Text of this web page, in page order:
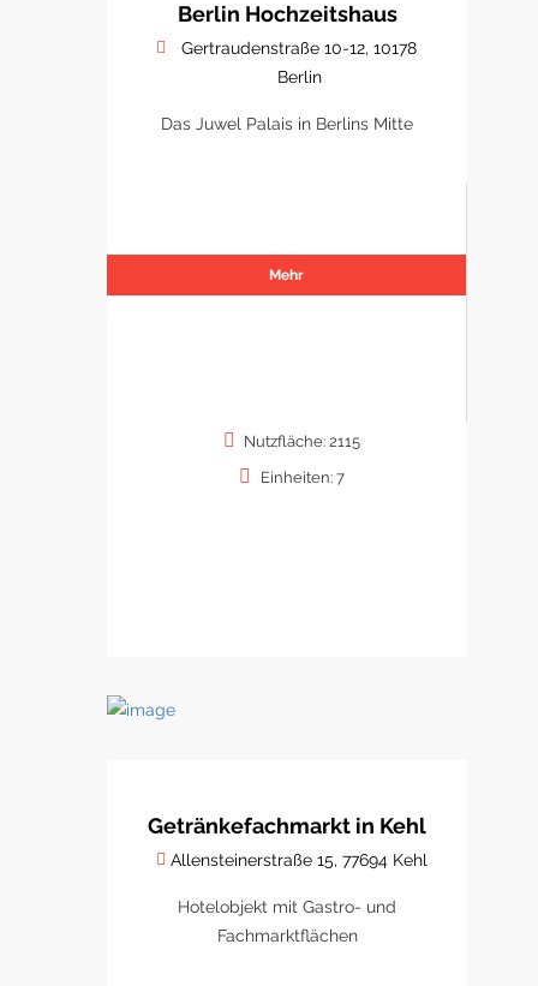
Berlin Hochzeitshaus
Gertraudenstraße 10-12, 10178
Berlin
Das Juwel Palais in Berlins Mitte
Mehr
Nutzfläche: 2115
Einheiten: 7
Getränkefachmarkt in Kehl
Allensteinerstraße 15, 77694 Kehl
Hotelobjekt mit Gastro- und
Fachmarktflächen